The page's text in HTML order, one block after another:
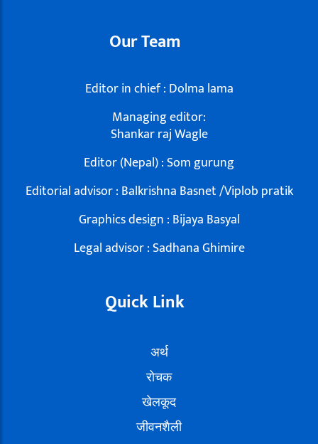
Our Team
Editor in chief : Dolma lama
Managing editor:
Shankar raj Wagle
Editor (Nepal) : Som gurung
Editorial advisor : Balkrishna Basnet /Viplob pratik
Graphics design : Bijaya Basyal
Legal advisor : Sadhana Ghimire
Quick Link
अर्थ
रोचक
खेलकूद
जीवनशैली